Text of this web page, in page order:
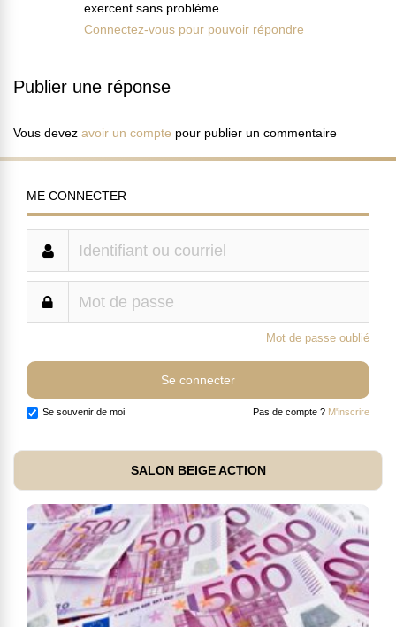
exercent sans problème.
Connectez-vous pour pouvoir répondre
Publier une réponse
Vous devez avoir un compte pour publier un commentaire
ME CONNECTER
Mot de passe oublié
Se souvenir de moi Pas de compte ? M'inscrire
SALON BEIGE ACTION